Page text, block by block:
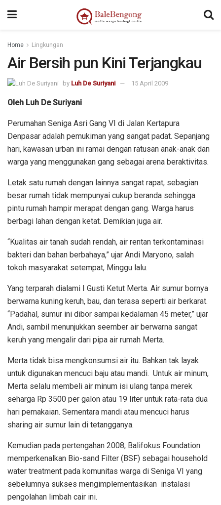
Home Lingkungan
Air Bersih pun Kini Terjangkau
by Luh De Suriyani 15 April 2009
Oleh Luh De Suriyani
Perumahan Seniga Asri Gang VI di Jalan Kertapura
Denpasar adalah pemukiman yang sangat padat. Sepanjang
hari, kawasan urban ini ramai dengan ratusan anak-anak dan
warga yang menggunakan gang sebagai arena beraktivitas.
Letak satu rumah dengan lainnya sangat rapat, sebagian
besar rumah tidak mempunyai cukup beranda sehingga
pintu rumah hampir merapat dengan gang. Warga harus
berbagi lahan dengan ketat. Demikian juga air.
“Kualitas air tanah sudah rendah, air rentan terkontaminasi
bakteri dan bahan berbahaya,” ujar Andi Maryono, salah
tokoh masyarakat setempat, Minggu lalu.
Yang terparah dialami I Gusti Ketut Merta. Air sumur bornya
berwarna kuning keruh, bau, dan terasa seperti air berkarat.
“Padahal, sumur ini dibor sampai kedalaman 45 meter,” ujar
Andi, sambil menunjukkan seember air berwarna sangat
keruh yang mengalir dari pipa air rumah Merta.
Merta tidak bisa mengkonsumsi air itu. Bahkan tak layak
untuk digunakan mencuci baju atau mandi. Untuk air minum,
Merta selalu membeli air minum isi ulang tanpa merek
seharga Rp 3500 per galon atau 19 liter untuk rata-rata dua
hari pemakaian. Sementara mandi atau mencuci harus
sharing air sumur lain di tetangganya.
Kemudian pada pertengahan 2008, Balifokus Foundation
memperkenalkan Bio-sand Filter (BSF) sebagai household
water treatment pada komunitas warga di Seniga VI yang
sebelumnya sukses mengimplementasikan instalasi
pengolahan limbah cair ini.